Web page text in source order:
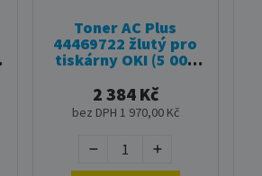
Toner AC Plus
44469722 žlutý pro
tiskárny OKI (5 000
2 384 Kč
bez DPH 1 970,00 Kč